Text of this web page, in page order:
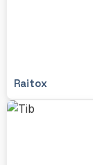
Raitox